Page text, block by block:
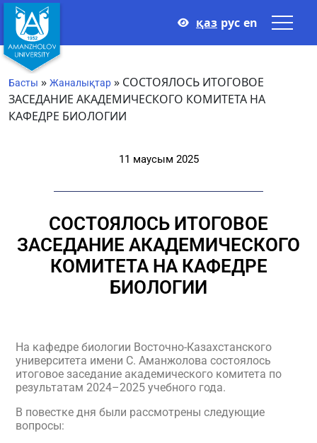
қаз рус en
Басты » Жаналықтар » СОСТОЯЛОСЬ ИТОГОВОЕ
ЗАСЕДАНИЕ АКАДЕМИЧЕСКОГО КОМИТЕТА НА
КАФЕДРЕ БИОЛОГИИ
11 маусым 2025
СОСТОЯЛОСЬ ИТОГОВОЕ
ЗАСЕДАНИЕ АКАДЕМИЧЕСКОГО
КОМИТЕТА НА КАФЕДРЕ
БИОЛОГИИ
На кафедре биологии Восточно-Казахстанского
университета имени С. Аманжолова состоялось
итоговое заседание академического комитета по
результатам 2024–2025 учебного года.
В повестке дня были рассмотрены следующие
вопросы: